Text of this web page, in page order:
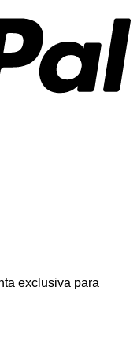
exclusiva para